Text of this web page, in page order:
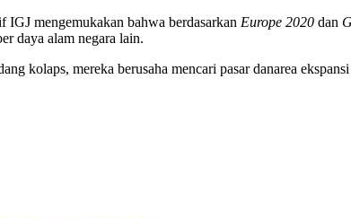
mengemukakan bahwa berdasarkan Europe 2020 dan
daya alam negara lain.
kolaps, mereka berusaha mencari pasar danarea